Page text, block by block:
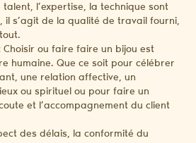
talent, l’expertise, la technique sont
il s’agit de la qualité de travail fourni,
Choisir ou faire faire un bijou est
humaine. Que ce soit pour célébrer
une relation affective, un
ou spirituel ou pour faire un
et l’accompagnement du client
des délais, la conformité du